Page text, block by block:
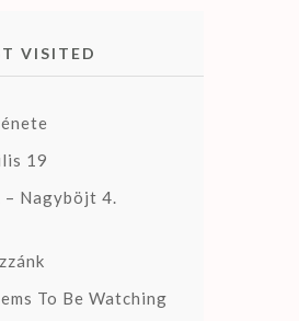
VISITED
19
– Nagyböjt 4.
To Be Watching